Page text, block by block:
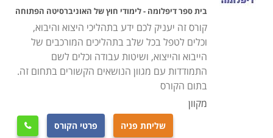
בהתאם למידת ההשקעה והשאיפות שלכם.
מנהלים העוסקים בתחום עשויים ללמוד רבות במסגרת קורס
זה ולקבל כלים וידע נוספים כך שהעסק שלהם יתפקד
בצורה טובה יותר, שכן מדובר במסלול לימוד מקיף ומעשיר
ביותר, שתועלתו בכלכלה המודרנית היא רבה מאוד.
בין השאר ניתן למצוא בקטגוריה זו מסלולי הכשרה כפקידי
ועמילי מכס, כאנשי מערך יבוא ויצוא מומחים בחברות, וגם
בית ספר דיפלומה - לימודי חוץ של האוניברסיטה הפתוחה
קורס זה יעניק לכם ידע בתהליכי היצוא והיבוא,
וכלים לטפל בכל שלב בתהליכים המורכבים של
הייבוא והייצוא, ושיטות עבודה וכלים לשם
התמודדות עם מגוון הנושאים הקשורים בתחום זה.
בתום הקורס
מקוון
שליחת פניה פרטי הקורס 